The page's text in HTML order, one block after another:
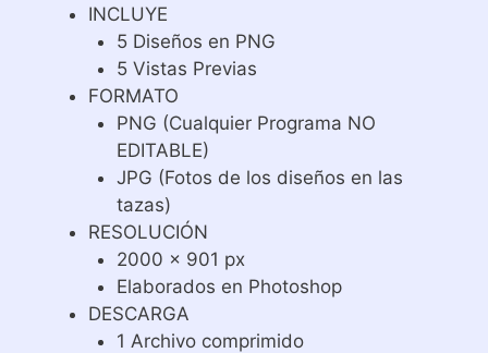
INCLUYE
5 Diseños en PNG
5 Vistas Previas
FORMATO
PNG (Cualquier Programa NO
EDITABLE)
JPG (Fotos de los diseños en las
tazas)
RESOLUCIÓN
2000 x 901 px
Elaborados en Photoshop
DESCARGA
1 Archivo comprimido